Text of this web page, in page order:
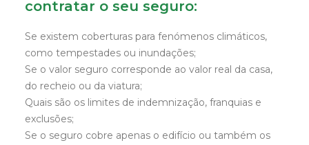
contratar o seu seguro:
Se existem coberturas para fenómenos climáticos,
como tempestades ou inundações;
Se o valor seguro corresponde ao valor real da casa,
do recheio ou da viatura;
Quais são os limites de indemnização, franquias e
exclusões;
Se o seguro cobre apenas o edifício ou também os